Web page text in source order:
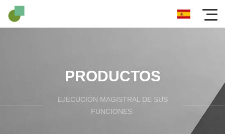
PRODUCTOS
EJECUCIÓN MAGISTRAL DE SUS
FUNCIONES.